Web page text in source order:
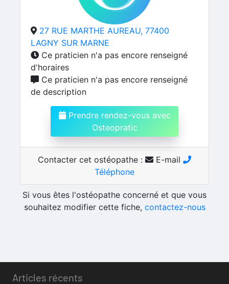
27 RUE MARTHE AUREAU, 77400
LAGNY SUR MARNE
Ce praticien n'a pas encore renseigné
d'horaires
Ce praticien n'a pas encore renseigné
de description
Prendre rendez-vous avec
Osteopratic
Contacter cet ostéopathe :
E-mail
Téléphone
Si vous êtes l'ostéopathe concerné et que vous
souhaitez modifier cette fiche, contactez-nous
Articles récents